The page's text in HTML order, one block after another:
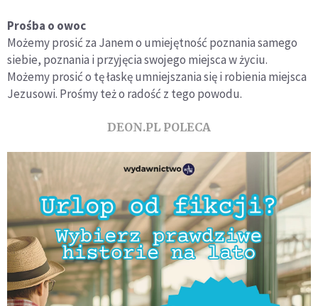
Prośba o owoc
Możemy prosić za Janem o umiejętność poznania samego
siebie, poznania i przyjęcia swojego miejsca w życiu.
Możemy prosić o tę łaskę umniejszania się i robienia miejsca
Jezusowi. Prośmy też o radość z tego powodu.
DEON.PL POLECA